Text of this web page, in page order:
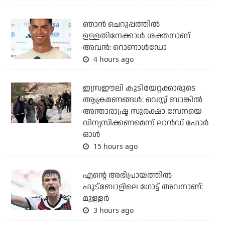
ഞാന്‍ ചെറുപ്പത്തില്‍
ഉള്ളതിനേക്കാള്‍ ശക്തനാണ്
അവന്‍: റൊണാള്‍ഡോ
4 hours ago
ഇസ്രഈലി കുടിയേറ്റക്കാരുടെ
ആക്രമണങ്ങള്‍: വെസ്റ്റ് ബാങ്കില്‍
അന്താരാഷ്ട്ര സുരക്ഷാ സേനയെ
വിന്യസിക്കണമെന്ന് ലാന്‍ഡ് ഫോര്‍
ഓള്‍
15 hours ago
എന്റെ അഭിപ്രായത്തില്‍
ഫുട്‌ബോളിലെ ഗോട്ട് അവനാണ്:
മുള്ളര്‍
3 hours ago